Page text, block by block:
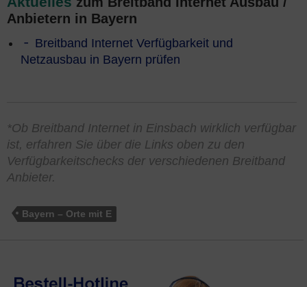
Anbietern in Bayern
Breitband Internet Verfügbarkeit und
Netzausbau in Bayern prüfen
*Ob Breitband Internet in Einsbach wirklich verfügbar
ist, erfahren Sie über die Links oben zu den
Verfügbarkeitschecks der verschiedenen Breitband
Anbieter.
Bayern – Orte mit E